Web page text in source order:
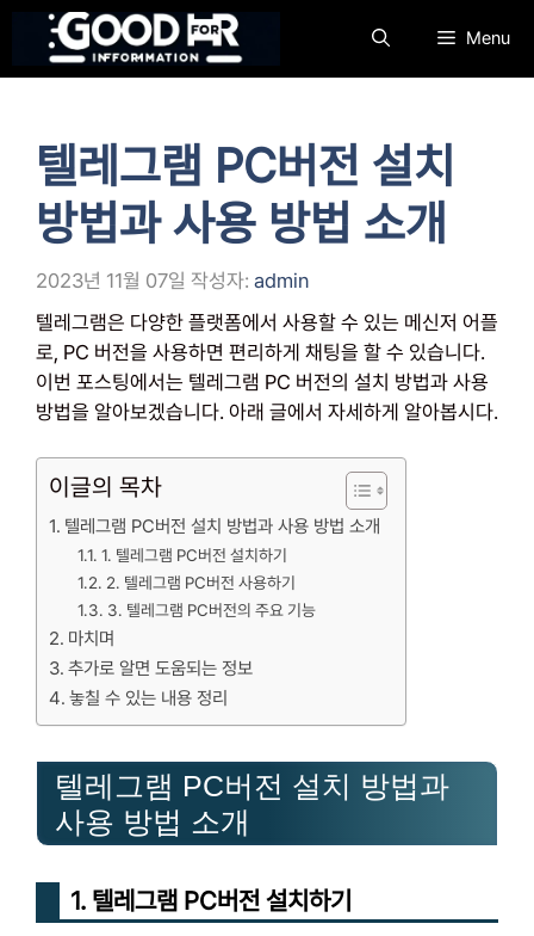
츠
Menu
텔레그램 PC버전 설치
방법과 사용 방법 소개
2023년 11월 07일 작성자: admin
텔레그램은 다양한 플랫폼에서 사용할 수 있는 메신저 어플
로, PC 버전을 사용하면 편리하게 채팅을 할 수 있습니다.
이번 포스팅에서는 텔레그램 PC 버전의 설치 방법과 사용
방법을 알아보겠습니다. 아래 글에서 자세하게 알아봅시다.
이글의 목차
텔레그램 PC버전 설치 방법과 사용 방법 소개
1. 텔레그램 PC버전 설치하기
2. 텔레그램 PC버전 사용하기
3. 텔레그램 PC버전의 주요 기능
마치며
추가로 알면 도움되는 정보
놓칠 수 있는 내용 정리
텔레그램 PC버전 설치 방법과
사용 방법 소개
1. 텔레그램 PC버전 설치하기